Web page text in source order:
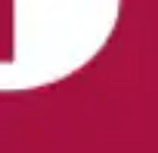
je nach
setzt Akzente in der
die Wahl der richtigen
und an die
werden. Innovativ sind
besonders einfache und
Spezielle
machen das
wie im Salon. Es